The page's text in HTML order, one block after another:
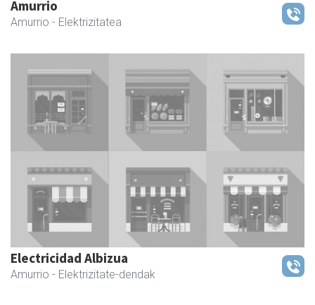
Amurrio
Amurrio - Elektrizitatea
Electricidad Albizua
Amurrio - Elektrizitate-dendak